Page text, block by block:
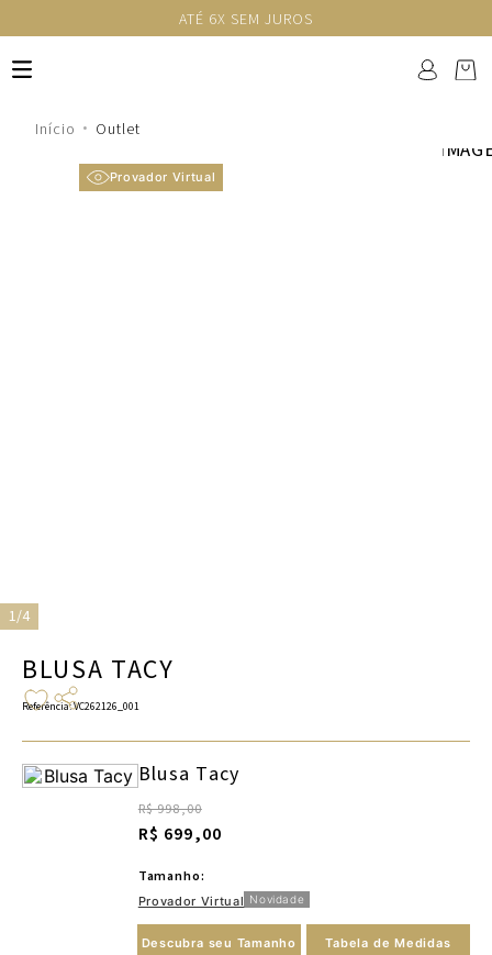
ATÉ 6X SEM JUROS
Outlet
Provador Virtual
1/4
BLUSA TACY
Referência:VC262126_001
Blusa Tacy
R$ 998,00
R$ 699,00
Tamanho:
Provador Virtual Novidade
Descubra seu Tamanho Tabela de Medidas